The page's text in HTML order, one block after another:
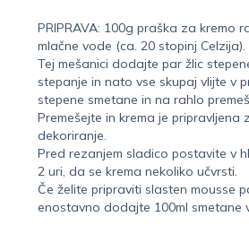
PRIPRAVA: 100g praška za kremo
mlačne vode (ca. 20 stopinj Celzija).
Tej mešanici dodajte par žlic
stepanje in nato vse skupaj vlijte v
stepene smetane in na rahlo
Premešejte in krema je pripravljena
dekoriranje.
Pred rezanjem sladico postavite v
2 uri, da se krema nekoliko učvrsti.
Če želite pripraviti slasten mousse
enostavno dodajte 100ml smetane